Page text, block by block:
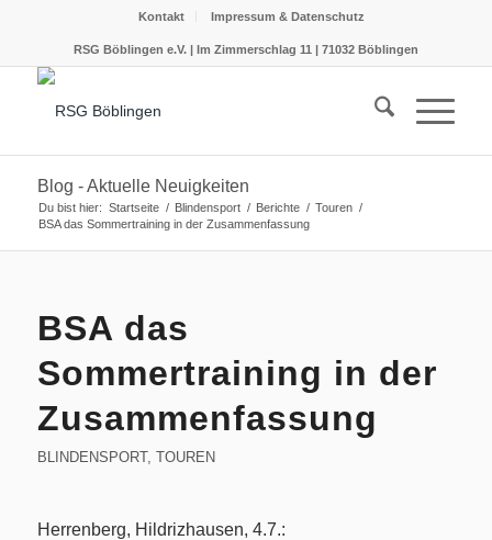
Kontakt Impressum & Datenschutz
RSG Böblingen e.V. | Im Zimmerschlag 11 | 71032 Böblingen
Blog - Aktuelle Neuigkeiten
Du bist hier: Startseite / Blindensport / Berichte / Touren /
BSA das Sommertraining in der Zusammenfassung
BSA das
Sommertraining in der
Zusammenfassung
BLINDENSPORT, TOUREN
Herrenberg, Hildrizhausen, 4.7.: